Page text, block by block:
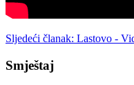
Sljedeći članak: Lastovo -
Smještaj